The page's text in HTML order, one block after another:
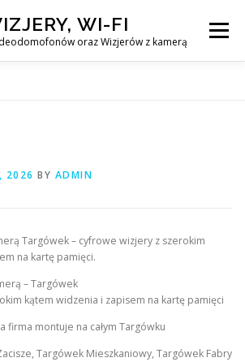
WI-FI
oraz Wizjerów z kamerą
Menu
PL
2026 BY ADMIN
Targówek – cyfrowe wizjery z szerokim
na kartę pamięci.
– Targówek
kątem widzenia i zapisem na kartę pamięci
firma montuje na całym Targówku
Targówek Mieszkaniowy, Targówek Fabry